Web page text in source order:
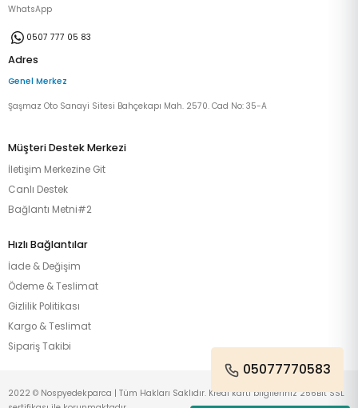
WhatsApp
0507 777 05 83
Adres
Genel Merkez
Şaşmaz Oto Sanayi Sitesi Bahçekapı Mah. 2570. Cad No: 35-A
Müşteri Destek Merkezi
İletişim Merkezine Git
Canlı Destek
Bağlantı Metni#2
Hızlı Bağlantılar
İade & Değişim
Ödeme & Teslimat
Gizlilik Politikası
Kargo & Teslimat
Sipariş Takibi
05077770583
2022 © Nospyedekparca | Tüm Hakları Saklıdır. Kredi kartı bilgileriniz 256Bit SSL